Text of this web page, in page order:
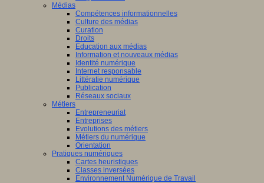
Médias
Compétences informationnelles
Culture des médias
Curation
Droits
Education aux médias
Information et nouveaux médias
Identité numérique
Internet responsable
Littératie numérique
Publication
Réseaux sociaux
Métiers
Entrepreneuriat
Entreprises
Evolutions des métiers
Métiers du numérique
Orientation
Pratiques numériques
Cartes heuristiques
Classes inversées
Environnement Numérique de Travail